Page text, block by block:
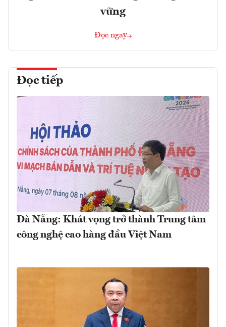
vững
Đọc ngay
Đọc tiếp
Đà Nẵng: Khát vọng trở thành Trung tâm
công nghệ cao hàng đầu Việt Nam